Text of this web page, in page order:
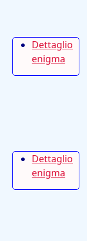
Dettaglio
enigma
Dettaglio
enigma